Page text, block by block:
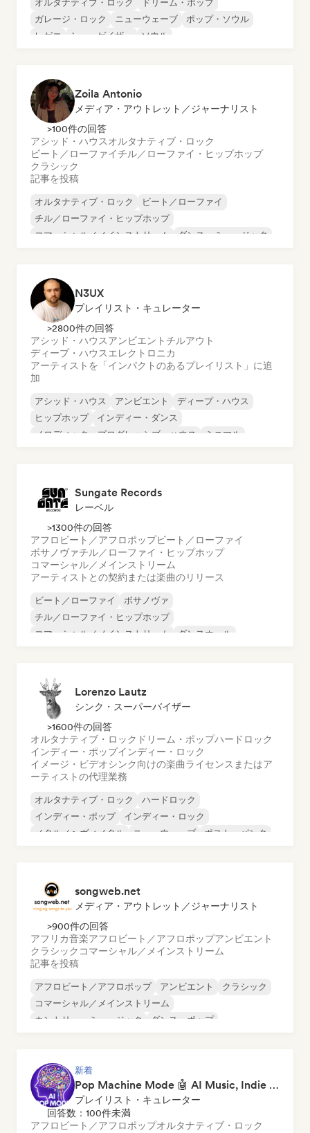
オルタナティブ・ロック
ドリーム・ポップ
ガレージ・ロック
ニューウェーブ
ポップ・ソウル
レゲエ
シューゲイザー ソウル
Zoila Antonio
メディア・アウトレット／ジャーナリスト
>100件の回答
アシッド・ハウスオルタナティブ・ロック
ビート／ローファイチル／ローファイ・ヒップホップ
クラシック
記事を投稿
オルタナティブ・ロック
ビート／ローファイ
チル／ローファイ・ヒップホップ
コマーシャル／メインストリーム
ダンス・ミュージック
N3UX
プレイリスト・キュレーター
>2800件の回答
アシッド・ハウスアンビエント チルアウト
ディープ・ハウスエレクトロニカ
アーティストを「インパクトのあるプレイリスト」に追
加
アシッド・ハウス アンビエント
ディープ・ハウス
ヒップホップ
インディー・ダンス
メロディック・プログレッシブ・ハウス
ミニマル
Sungate Records
レーベル
>1300件の回答
アフロビート／アフロポップビート／ローファイ
ボサノヴァチル／ローファイ・ヒップホップ
コマーシャル／メインストリーム
アーティストとの契約または楽曲のリリース
ビート／ローファイ
ボサノヴァ
チル／ローファイ・ヒップホップ
コマーシャル／メインストリーム
ダンスホール
Lorenzo Lautz
シンク・スーパーバイザー
>1600件の回答
オルタナティブ・ロック ドリーム・ポップハードロック
インディー・ポップインディー・ロック
イメージ・ビデオシンク向けの楽曲ライセンスまたはア
ーティストの代理業務
オルタナティブ・ロック
ハードロック
インディー・ポップ
インディー・ロック
メタル／ヘヴィメタル
ニューウェーブ
ポスト・パンク
songweb.net
メディア・アウトレット／ジャーナリスト
>900件の回答
アフリカ音楽アフロビート／アフロポップアンビエント
クラシック コマーシャル／メインストリーム
記事を投稿
アフロビート／アフロポップ アンビエント
クラシック
コマーシャル／メインストリーム
カントリー・ミュージック
ダンス・ポップ
新着
Pop Machine Mode 🤖 AI Music, Indie Pop & Dream Pop
プレイリスト・キュレーター
回答数：100件未満
アフロビート／アフロポップオルタナティブ・ロック